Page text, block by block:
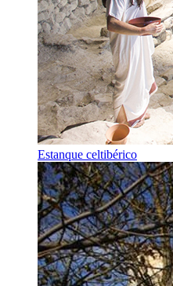
Estanque celtibérico